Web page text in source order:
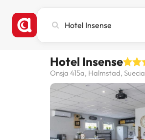
ciudad,
destino
Hotel Insense
Onsja 415a, Halmstad, Suecia